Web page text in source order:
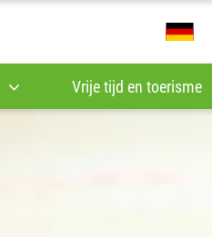
Vrije tijd en toerisme